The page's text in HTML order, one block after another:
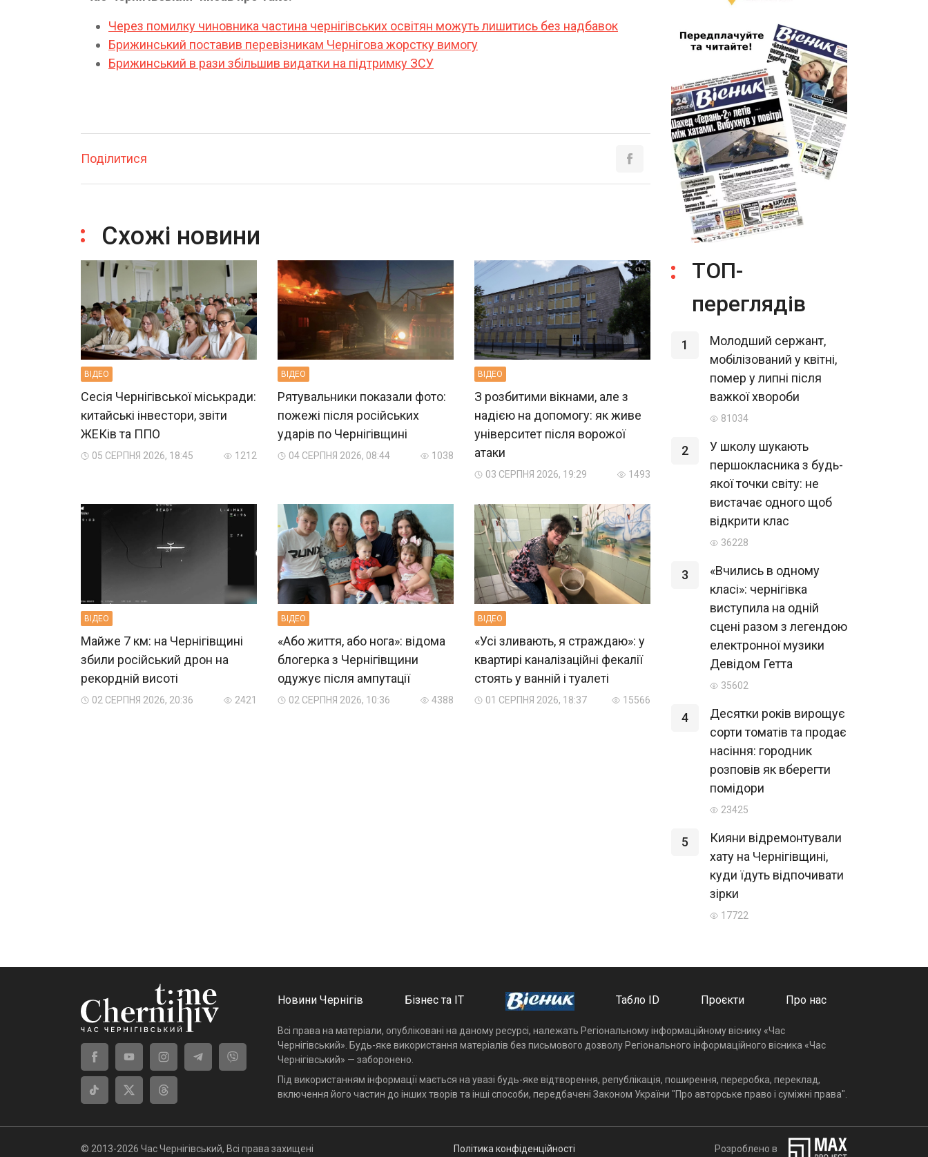
Через помилку чиновника частина чернігівських освітян можуть лишитись без надбавок
Брижинський поставив перевізникам Чернігова жорстку вимогу
Брижинський в рази збільшив видатки на підтримку ЗСУ
Поділитися
Схожі новини
ВIДЕО
Сесія Чернігівської міськради:
китайські інвестори, звіти
ЖЕКів та ППО
05 СЕРПНЯ 2026, 18:45 1212
ВIДЕО
Рятувальники показали фото:
пожежі після російських
ударів по Чернігівщині
04 СЕРПНЯ 2026, 08:44 1038
ВIДЕО
З розбитими вікнами, але з
надією на допомогу: як живе
університет після ворожої
атаки
03 СЕРПНЯ 2026, 19:29 1493
ВIДЕО
Майже 7 км: на Чернігівщині
збили російський дрон на
рекордній висоті
02 СЕРПНЯ 2026, 20:36 2421
ВIДЕО
«Або життя, або нога»: відома
блогерка з Чернігівщини
одужує після ампутації
02 СЕРПНЯ 2026, 10:36 4388
ВIДЕО
«Усі зливають, я страждаю»: у
квартирі каналізаційні фекалії
стоять у ванній і туалеті
01 СЕРПНЯ 2026, 18:37 15566
ТОП-
переглядів
1
Молодший сержант,
мобілізований у квітні,
помер у липні після
важкої хвороби
81034
2
У школу шукають
першокласника з будь-
якої точки світу: не
вистачає одного щоб
відкрити клас
36228
3
«Вчились в одному
класі»: чернігівка
виступила на одній
сцені разом з легендою
електронної музики
Девідом Гетта
35602
4
Десятки років вирощує
сорти томатів та продає
насіння: городник
розповів як вберегти
помідори
23425
5
Кияни відремонтували
хату на Чернігівщині,
куди їдуть відпочивати
зірки
17722
Новини Чернігів Бізнес та ІТ Табло ID Проєкти Про нас
Всі права на матеріали, опубліковані на даному ресурсі, належать Регіональному інформаційному віснику «Час
Чернігівський». Будь-яке використання матеріалів без письмового дозволу Регіонального інформаційного вісника «Час
Чернігівський» — заборонено.
Під використанням інформації мається на увазі будь-яке відтворення, републікація, поширення, переробка, переклад,
включення його частин до інших творів та інші способи, передбачені Законом України "Про авторське право і суміжні права".
© 2013-2026 Час Чернігівський, Всі права захищені Політика конфіденційності Розроблено в